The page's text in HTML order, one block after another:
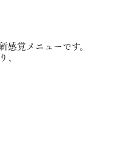
感覚メニューです。
、